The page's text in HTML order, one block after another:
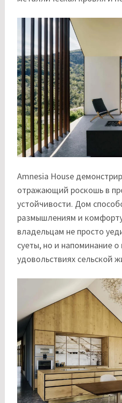
Amnesia House
отражающий роскошь в
устойчивости. Дом
размышлениям и
владельцам не просто
суеты, но и напоминание о
удовольствиях сельской